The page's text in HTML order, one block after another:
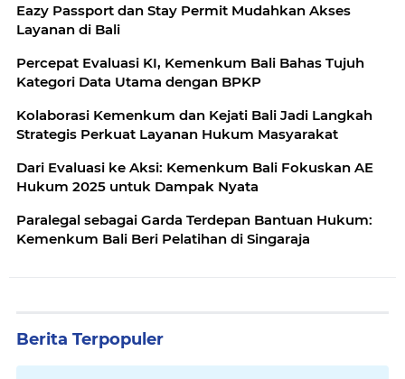
Eazy Passport dan Stay Permit Mudahkan Akses
Layanan di Bali
Percepat Evaluasi KI, Kemenkum Bali Bahas Tujuh
Kategori Data Utama dengan BPKP
Kolaborasi Kemenkum dan Kejati Bali Jadi Langkah
Strategis Perkuat Layanan Hukum Masyarakat
Dari Evaluasi ke Aksi: Kemenkum Bali Fokuskan AE
Hukum 2025 untuk Dampak Nyata
Paralegal sebagai Garda Terdepan Bantuan Hukum:
Kemenkum Bali Beri Pelatihan di Singaraja
Berita Terpopuler